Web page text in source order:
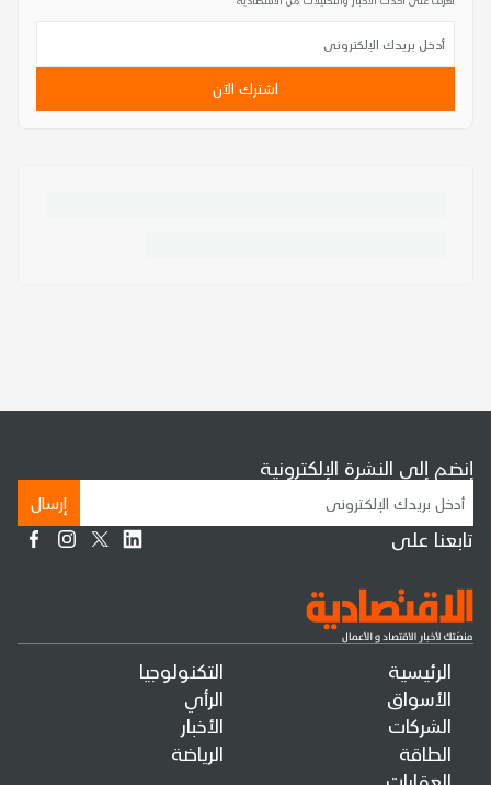
اشترك الآن
الرئيسية
الأسواق
الشركات
الطاقة
العقارات
التكنولوجيا
الرأي
الأخبار
الرياضة
إنضم إلى النشرة الإلكترونية
إرسال
تابعنا على